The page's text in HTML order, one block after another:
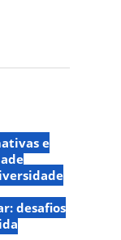
e
desafios